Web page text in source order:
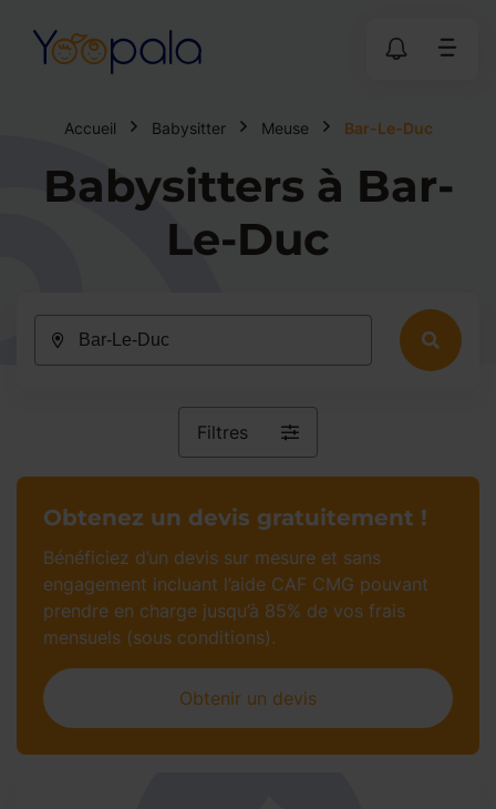
Accueil Babysitter Meuse Bar-Le-Duc
Babysitters à Bar-
Le-Duc
Filtres
Obtenez un devis gratuitement !
Bénéficiez d’un devis sur mesure et sans
engagement incluant l’aide CAF CMG pouvant
prendre en charge jusqu’à 85% de vos frais
mensuels (sous conditions).
Obtenir un devis